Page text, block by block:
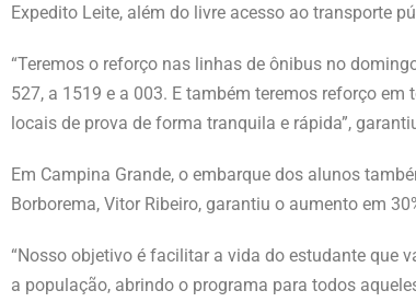
Expedito Leite, além do livre acesso ao transporte
“Teremos o reforço nas linhas de ônibus no
527, a 1519 e a 003. E também teremos reforço
locais de prova de forma tranquila e rápida”,
Em Campina Grande, o embarque dos alunos
Borborema, Vitor Ribeiro, garantiu o aumento em
“Nosso objetivo é facilitar a vida do estudante que
a população, abrindo o programa para todos